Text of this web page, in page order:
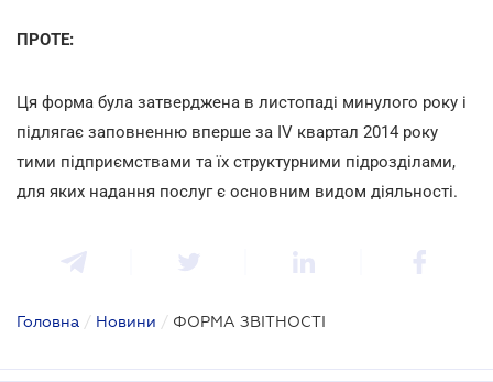
ПРОТЕ:
Ця форма була затверджена в листопаді минулого року і
підлягає заповненню вперше за IV квартал 2014 року
тими підприємствами та їх структурними підрозділами,
для яких надання послуг є основним видом діяльності.
Головна / Новини / ФОРМА ЗВІТНОСТІ